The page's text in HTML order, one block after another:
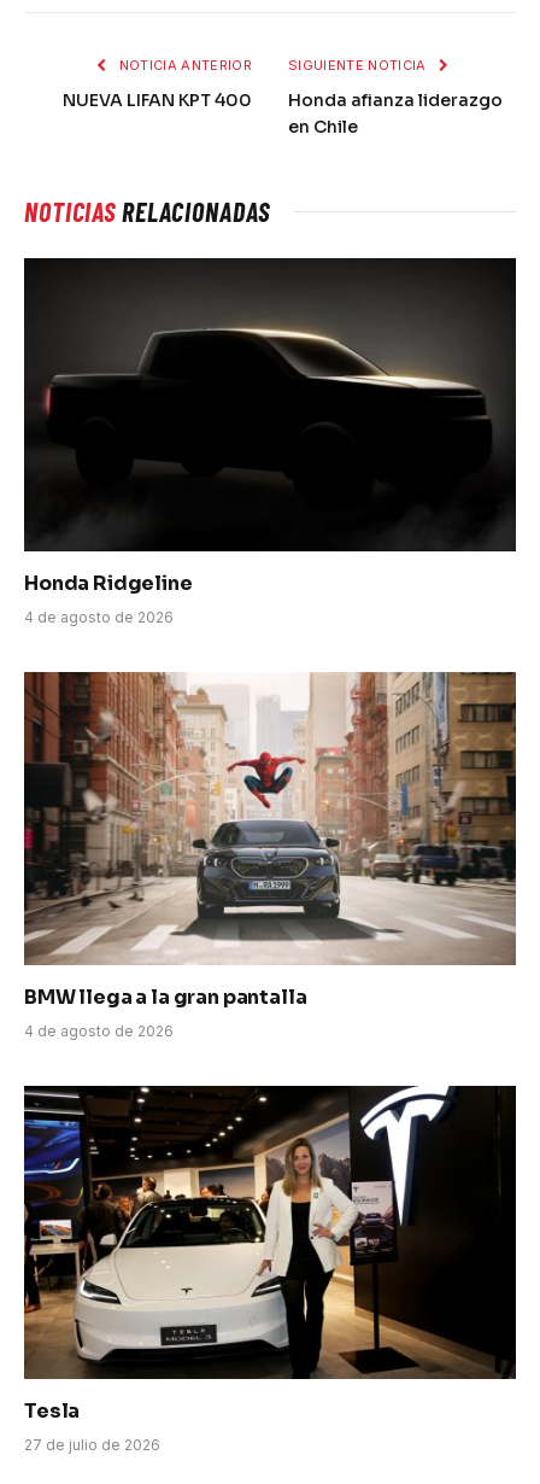
NOTICIA ANTERIOR
NUEVA LIFAN KPT 400
SIGUIENTE NOTICIA
Honda afianza liderazgo
en Chile
NOTICIASRELACIONADAS
Honda Ridgeline
4 de agosto de 2026
BMW llega a la gran pantalla
4 de agosto de 2026
Tesla
27 de julio de 2026